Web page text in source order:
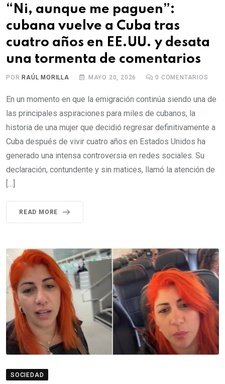
“Ni, aunque me paguen”:
cubana vuelve a Cuba tras
cuatro años en EE.UU. y desata
una tormenta de comentarios
POR RAÚL MORILLA MAYO 20, 2026 0 COMENTARIOS
En un momento en que la emigración continúa siendo una de
las principales aspiraciones para miles de cubanos, la
historia de una mujer que decidió regresar definitivamente a
Cuba después de vivir cuatro años en Estados Unidos ha
generado una intensa controversia en redes sociales. Su
declaración, contundente y sin matices, llamó la atención de
[…]
READ MORE
SOCIEDAD